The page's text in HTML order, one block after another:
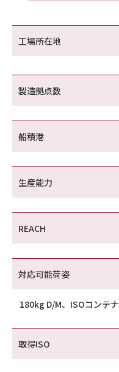
工場所在地
製造拠点数
船積港
生産能力
REACH
対応可能荷姿
180kg D/M、ISOコンテナ
取得ISO